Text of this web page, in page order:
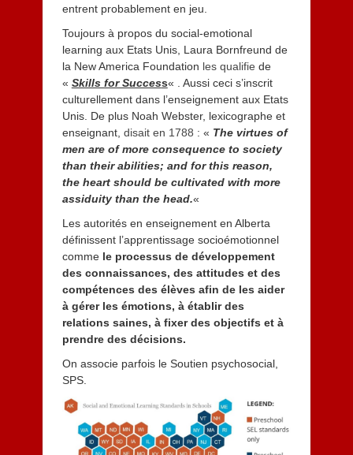
entrent probablement en jeu.
Toujours à propos du social-emotional
learning aux Etats Unis, Laura Bornfreund de
la New America Foundation les qualifie de
« Skills for Success« . Aussi ceci s’inscrit
culturellement dans l’enseignement aux Etats
Unis. De plus Noah Webster, lexicographe et
enseignant, disait en 1788 : « The virtues of
men are of more consequence to society
than their abilities; and for this reason,
the heart should be cultivated with more
assiduity than the head.«
Les autorités en enseignement en Alberta
définissent l’apprentissage socioémotionnel
comme le processus de développement
des connaissances, des attitudes et des
compétences des élèves afin de les aider
à gérer les émotions, à établir des
relations saines, à fixer des objectifs et à
prendre des décisions.
On associe parfois le Soutien psychosocial,
SPS.